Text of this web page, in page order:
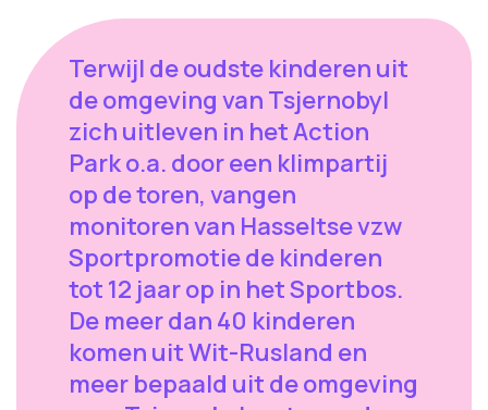
Terwijl de oudste kinderen uit
de omgeving van Tsjernobyl
zich uitleven in het Action
Park o.a. door een klimpartij
op de toren, vangen
monitoren van Hasseltse vzw
Sportpromotie de kinderen
tot 12 jaar op in het Sportbos.
De meer dan 40 kinderen
komen uit Wit-Rusland en
meer bepaald uit de omgeving